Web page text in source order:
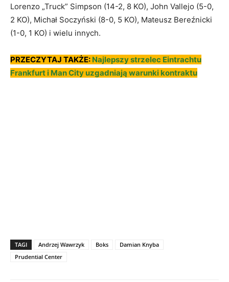
Lorenzo „Truck” Simpson (14-2, 8 KO), John Vallejo (5-0,
2 KO), Michał Soczyński (8-0, 5 KO), Mateusz Bereźnicki
(1-0, 1 KO) i wielu innych.
PRZECZYTAJ TAKŻE: Najlepszy strzelec Eintrachtu
Frankfurt i Man City uzgadniają warunki kontraktu
TAGI Andrzej Wawrzyk Boks
Damian Knyba
Prudential Center